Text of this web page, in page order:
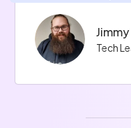
Tech